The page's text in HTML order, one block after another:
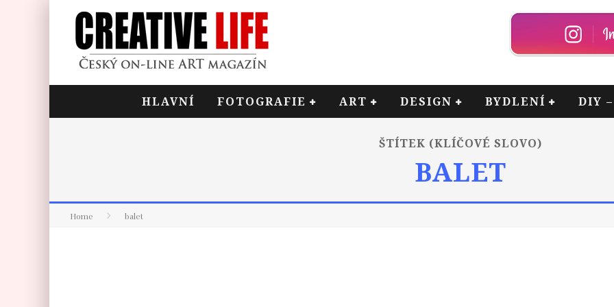
HLAVNÍ FOTOGRAFIE ART DESIGN BYDLENÍ DIY
ŠTÍTEK (KLÍČOVÉ SLOVO)
BALET
Home balet